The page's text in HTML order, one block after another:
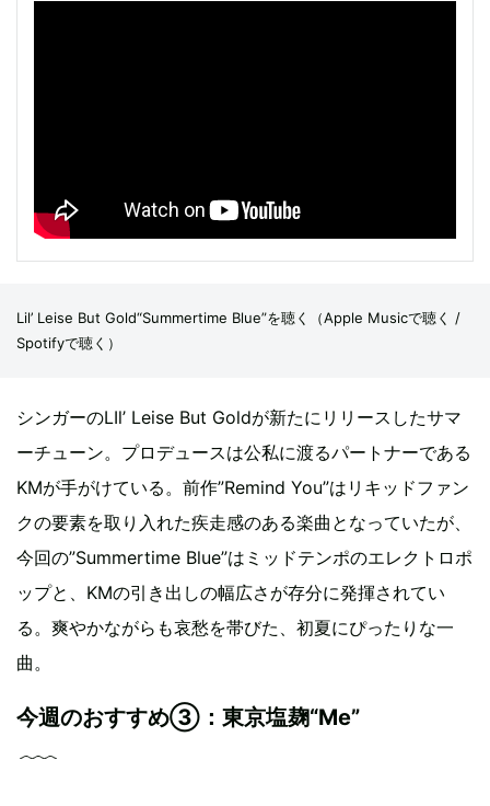
Lil’ Leise But Gold“Summertime Blue”を聴く（Apple Musicで聴く /
Spotifyで聴く ）
シンガーのLIl’ Leise But Goldが新たにリリースしたサマ
ーチューン。プロデュースは公私に渡るパートナーである
KMが手がけている。前作”Remind You”はリキッドファン
クの要素を取り入れた疾走感のある楽曲となっていたが、
今回の”Summertime Blue”はミッドテンポのエレクトロポ
ップと、KMの引き出しの幅広さが存分に発揮されてい
る。爽やかながらも哀愁を帯びた、初夏にぴったりな一
曲。
今週のおすすめ③：東京塩麹“Me”